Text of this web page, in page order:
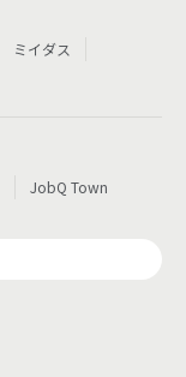
ミイダス
JobQ Town